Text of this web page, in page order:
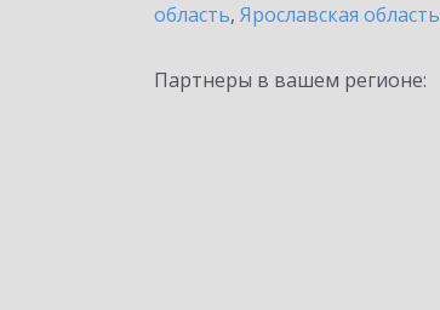
область, Ярославская область
Партнеры в вашем регионе: